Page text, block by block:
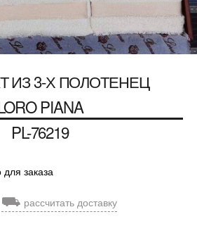
ИЗ 3-Х ПОЛОТЕНЕЦ
PIANA
PL-76219
заказа
⛟ рассчитать доставку